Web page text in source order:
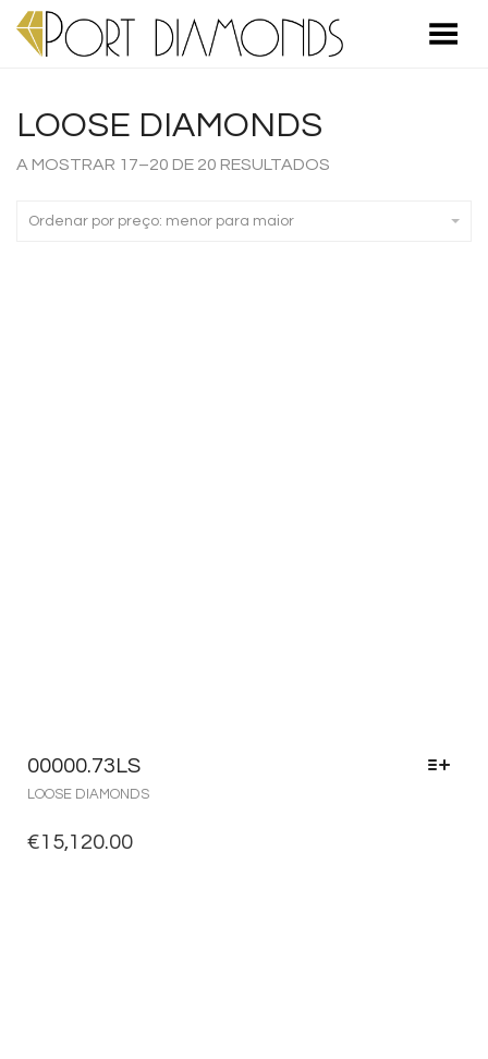
Toggle Menu
LOOSE DIAMONDS
A MOSTRAR 17–20 DE 20 RESULTADOS
Ordenar por preço: menor para maior
00000.73LS
LOOSE DIAMONDS
€15,120.00